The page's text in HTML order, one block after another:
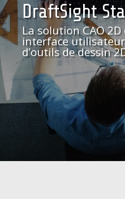
DraftSight
La solution CAO 2D
interface
d’outils de dessin